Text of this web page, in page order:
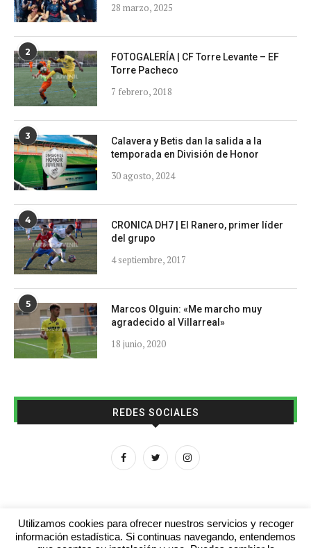
28 marzo, 2025
2
FOTOGALERÍA | CF Torre Levante – EF
Torre Pacheco
7 febrero, 2018
3
Calavera y Betis dan la salida a la
temporada en División de Honor
30 agosto, 2024
4
CRONICA DH7 | El Ranero, primer líder
del grupo
4 septiembre, 2017
5
Marcos Olguin: «Me marcho muy
agradecido al Villarreal»
18 junio, 2020
REDES SOCIALES
Utilizamos cookies para ofrecer nuestros servicios y recoger
información estadística. Si continuas navegando, entendemos